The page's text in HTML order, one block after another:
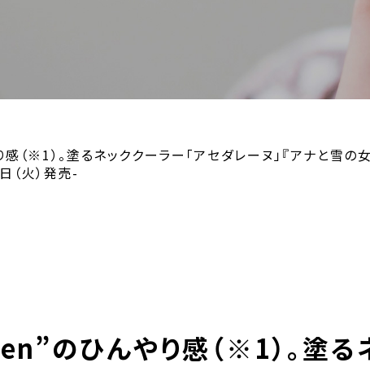
※1）。塗るネッククーラー「アセダレーヌ」『アナと雪の
（火）発売-
のひんやり感（※1）。塗る